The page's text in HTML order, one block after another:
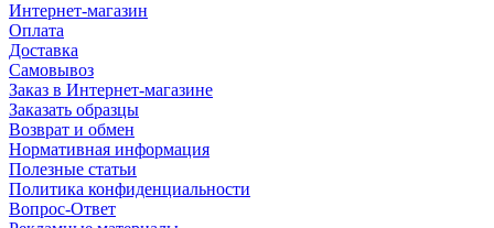
Интернет-магазин
Оплата
Доставка
Самовывоз
Заказ в Интернет-магазине
Заказать образцы
Возврат и обмен
Нормативная информация
Полезные статьи
Политика конфиденциальности
Вопрос-Ответ